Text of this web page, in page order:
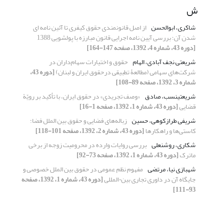
ش
شاکری، ابوالحسن از اصل قانونمندی حقوق کیفری تا آئین نامه ای
شدن آن؛ بررسی آیین نامه اجرایی قانون مبارزه با پولشویی 1388
[دوره 43، شماره 4، 1392، صفحه 147-164]
شریعتی نجف آبادی، الهام حقوق و اختیارات سهام‌داران در
شرکت‌های سهامی (مطالعۀ تطبیقی درحقوق ایران و لبنان) [دوره 43،
شماره 3، 1392، صفحه 89-108]
شریعتی‏نسب، صادق «وصف تجریدی» در حقوق ایران، با تأکید بر رویّة
قضایی[دوره 43، شماره 1، 1392، صفحه 1-16]
شریفی طرازکوهی، حسین زباله‌های فضایی و حقوق بین الملل فضا؛
کاستی‌ها و راهکارها[دوره 43، شماره 2، 1392، صفحه 101-118]
شکاری، روشنعلی بررسی روایات وارده در محرومیت زوجه از برخی
ماترک[دوره 43، شماره 1، 1392، صفحه 73-92]
شهبازی نیا، مرتضی مفهوم نظم عمومی در حقوق بین الملل خصوصی و
جایگاه آن در داوری تجاری بین¬المللی [دوره 43، شماره 1، 1392، صفحه
93-111]